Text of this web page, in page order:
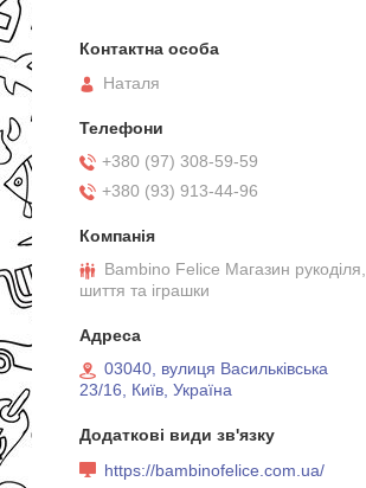
Наталя
+380 (97) 308-59-59
+380 (93) 913-44-96
Bambino Felice Магазин рукоділя,
шиття та іграшки
03040, вулиця Васильківська
23/16, Київ, Україна
https://bambinofelice.com.ua/